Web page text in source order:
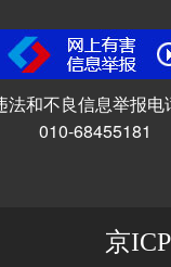
法和不良信息举报电
010-68455181
京